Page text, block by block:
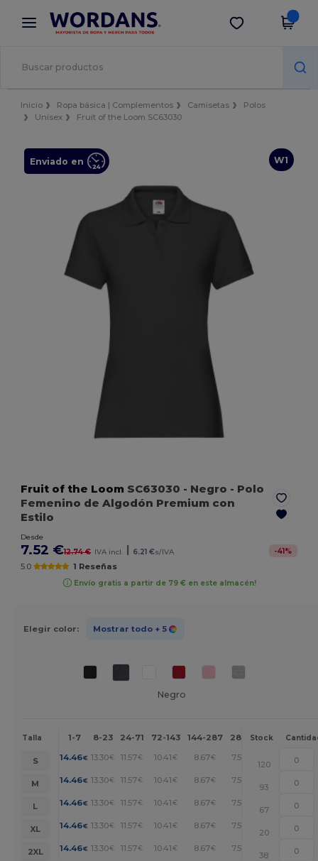
× App de Wordans
¡Mejores precios en app!
Descargar app
Inicio Ropa básica | Complementos Camisetas
Polos
Unisex
Fruit of the Loom SC63030
W1
Enviado en
Fruit of the Loom SC63030 - Negro - Polo
Femenino de Algodón Premium con
Estilo
Desde
7.52 €12.74 € IVA incl. 6.21 €s/IVA -41%
5.0 1 Reseñas
Envío gratis a partir de 79 € en este almacén!
Elegir color: Mostrar todo + 5
Negro
Talla 1-7 8-23 24-71 72-143 144-287 288 + Más
Stock
S 14.46€ 13.30€ 11.57€ 10.41€ 8.67€ 7.52 +
120
M
14.46€ 13.30€ 11.57€ 10.41€ 8.67€ 7.52 +
93
L
14.46€ 13.30€ 11.57€ 10.41€ 8.67€ 7.52 +
67
XL
14.46€ 13.30€ 11.57€ 10.41€ 8.67€ 7.52 +
20
2XL
14.46€ 13.30€ 11.57€ 10.41€ 8.67€ 7.52 +
38